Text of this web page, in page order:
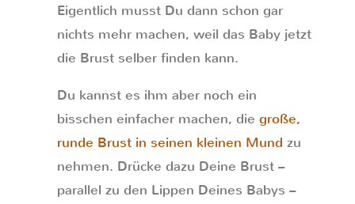
Eigentlich musst Du dann schon gar
nichts mehr machen, weil das Baby jetzt
die Brust selber finden kann.
Du kannst es ihm aber noch ein
bisschen einfacher machen, die große,
runde Brust in seinen kleinen Mund zu
nehmen. Drücke dazu Deine Brust –
parallel zu den Lippen Deines Babys –